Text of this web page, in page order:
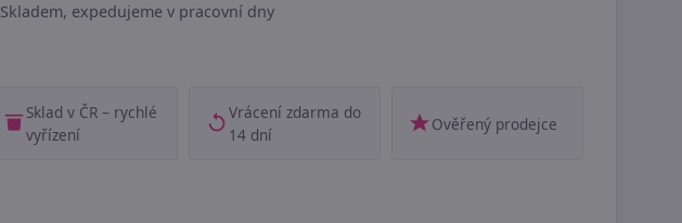
Skladem, expedujeme v pracovní dny
Sklad v ČR – rychlé
vyřízení
Vrácení zdarma do
14 dní
Ověřený prodejce